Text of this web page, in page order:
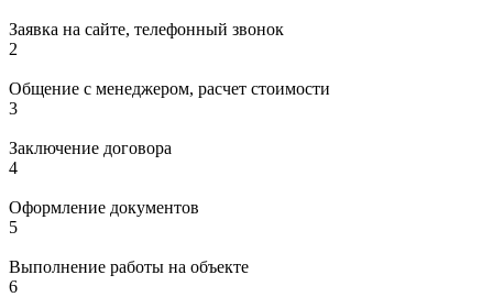
Заявка на сайте, телефонный звонок
2
Общение с менеджером, расчет стоимости
3
Заключение договора
4
Оформление документов
5
Выполнение работы на объекте
6